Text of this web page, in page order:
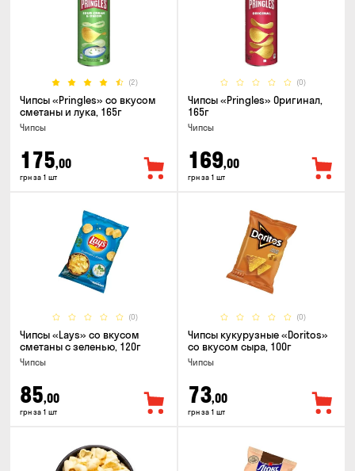
(2)
Чипсы «Pringles» со вкусом
сметаны и лука, 165г
Чипсы
175,00
грн за 1 шт
(0)
Чипсы «Pringles» Оригинал,
165г
Чипсы
169,00
грн за 1 шт
(0)
Чипсы «Lays» со вкусом
сметаны с зеленью, 120г
Чипсы
85,00
грн за 1 шт
(0)
Чипсы кукурузные «Doritos»
со вкусом сыра, 100г
Чипсы
73,00
грн за 1 шт